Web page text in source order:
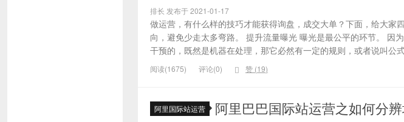
排长 发布于 2021-01-17
做运营，有什么样的技巧才能获得询盘，成交大单？下面，给大家
向，避免少走太多弯路。 提升流量曝光 曝光是最公平的环节。 因
干预的，既然是机器在处理，那它必然有一定的规则，或者说叫公
阅读(1675) 评论(0) 赞 (19)
阿里国际站运营 阿里巴巴国际站运营之如何分